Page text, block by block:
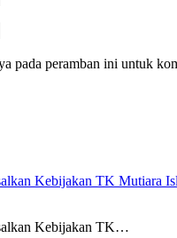
pada peramban ini untuk
Kebijakan TK Mutiara
Kebijakan TK…